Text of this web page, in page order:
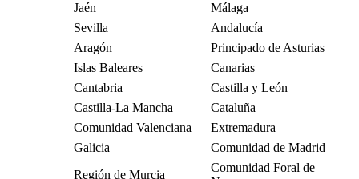
Jaén
Málaga
Sevilla
Andalucía
Aragón
Principado de Asturias
Islas Baleares
Canarias
Cantabria
Castilla y León
Castilla-La Mancha
Cataluña
Comunidad Valenciana
Extremadura
Galicia
Comunidad de Madrid
Región de Murcia
Comunidad Foral de